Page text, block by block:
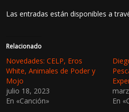
Las entradas están disponibles a
Relacionado
Novedades: CELP, Eros
White, Animales de Poder y
Mojo
julio 18, 2023
En «Canción»
En